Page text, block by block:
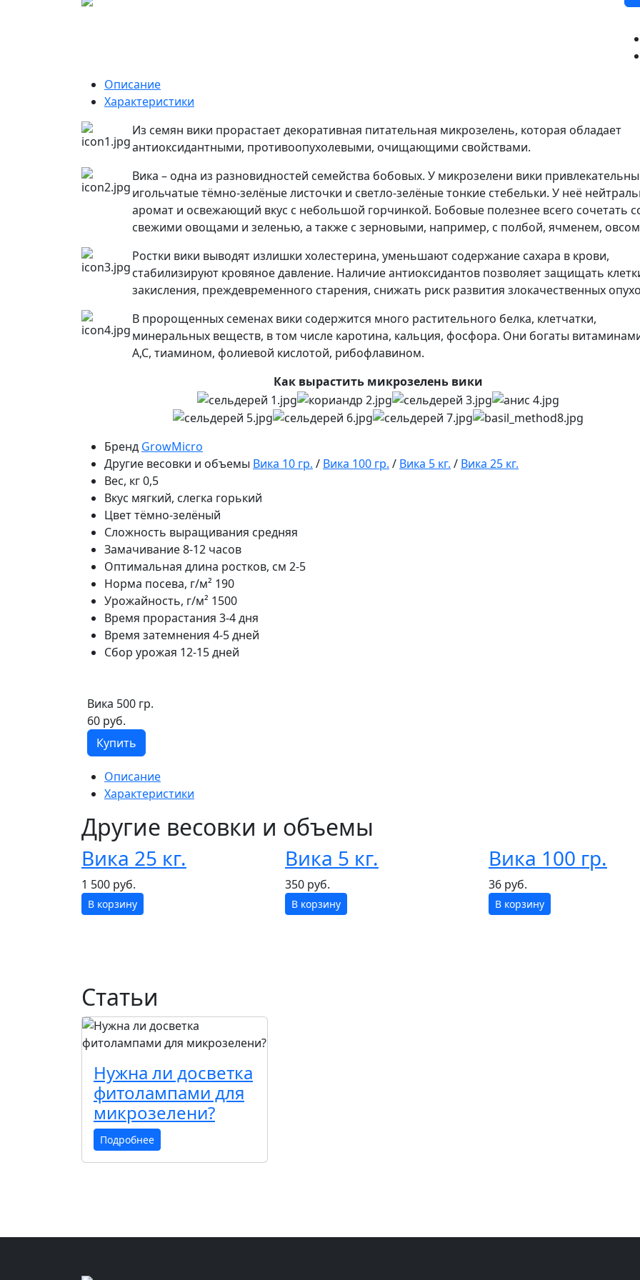
Описание
Характеристики
Из семян вики прорастает декоративная питательная микрозелень, которая обладает
антиоксидантными, противоопухолевыми, очищающими свойствами.
Вика – одна из разновидностей семейства бобовых. У микрозелени вики
игольчатые тёмно-зелёные листочки и светло-зелёные тонкие стебельки. У неё
аромат и освежающий вкус с небольшой горчинкой. Бобовые полезнее всего сочетать
свежими овощами и зеленью, а также с зерновыми, например, с полбой, ячменем,
Ростки вики выводят излишки холестерина, уменьшают содержание сахара в крови,
стабилизируют кровяное давление. Наличие антиоксидантов позволяет защищать
закисления, преждевременного старения, снижать риск развития злокачественных
В пророщенных семенах вики содержится много растительного белка, клетчатки,
минеральных веществ, в том числе каротина, кальция, фосфора. Они богаты
А,С, тиамином, фолиевой кислотой, рибофлавином.
Как вырастить микрозелень вики
Бренд GrowMicro
Другие весовки и объемы Вика 10 гр. / Вика 100 гр. / Вика 5 кг. / Вика 25 кг.
Вес, кг0,5
Вкус мягкий, слегка горький
Цветтёмно-зелёный
Сложность выращивания средняя
Замачивание8-12 часов
Оптимальная длина ростков, см 2-5
Норма посева, г/м² 190
Урожайность, г/м² 1500
Время прорастания 3-4 дня
Время затемнения 4-5 дней
Сбор урожая 12-15 дней
Вика 500 гр.
60 руб.
Купить
Описание
Характеристики
Другие весовки и объемы
Вика 25 кг.
1 500 руб.
В корзину
Вика 5 кг.
350 руб.
В корзину
Вика 100 гр.
36 руб.
В корзину
Статьи
Нужна ли досветка
фитолампами для
микрозелени?
Подробнее